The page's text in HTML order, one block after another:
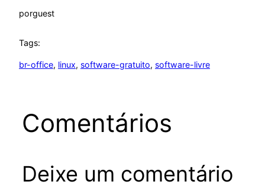
porguest
Tags:
br-office, linux, software-gratuito, software-livre
Comentários
Deixe um comentário